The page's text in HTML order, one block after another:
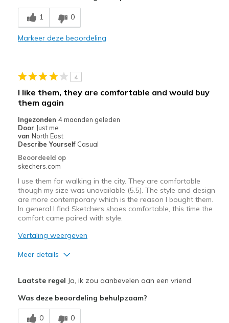
Breathe Well
Comfortable
Beste toepassingen
Casual Wear
Travel
Width
Feels true to width
Sizing
View On Shoes
1 0
Markeer deze beoordeling
4
I like them, they are comfortable and would buy
them again
Ingezonden 4 maanden geleden
Door Just me
van North East
Describe Yourself Casual
Beoordeeld op
skechers.com
I use them for walking in the city. They are comfortable
though my size was unavailable (5.5). The style and design
are more contemporary which is the reason I bought them.
In general I find Sketchers shoes comfortable, this time the
comfort came paired with style.
Vertaling weergeven
Meer details
Comfortable
Laatste regel Ja, ik zou aanbevelen aan een vriend
Was deze beoordeling behulpzaam?
0 0